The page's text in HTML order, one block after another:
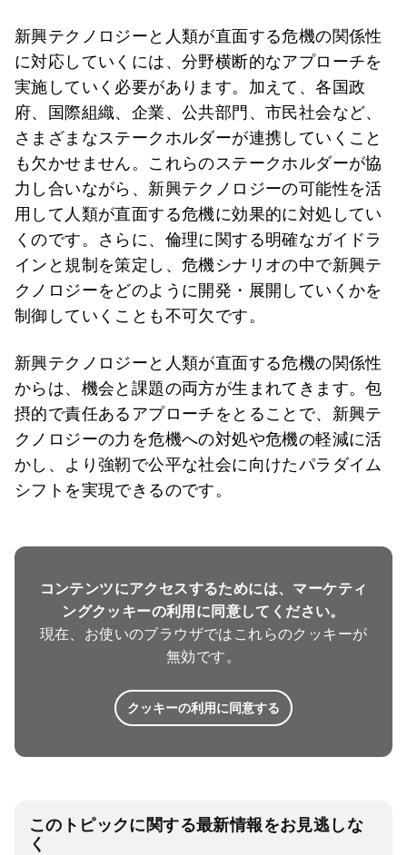
新興テクノロジーと人類が直面する危機の関係性
に対応していくには、分野横断的なアプローチを
実施していく必要があります。加えて、各国政
府、国際組織、企業、公共部門、市民社会など、
さまざまなステークホルダーが連携していくこと
も欠かせません。これらのステークホルダーが協
力し合いながら、新興テクノロジーの可能性を活
用して人類が直面する危機に効果的に対処してい
くのです。さらに、倫理に関する明確なガイドラ
インと規制を策定し、危機シナリオの中で新興テ
クノロジーをどのように開発・展開していくかを
制御していくことも不可欠です。
新興テクノロジーと人類が直面する危機の関係性
からは、機会と課題の両方が生まれてきます。包
摂的で責任あるアプローチをとることで、新興テ
クノロジーの力を危機への対処や危機の軽減に活
かし、より強靭で公平な社会に向けたパラダイム
シフトを実現できるのです。
コンテンツにアクセスするためには、マーケティ
ングクッキーの利用に同意してください。
現在、お使いのブラウザではこれらのクッキーが
無効です。
クッキーの利用に同意する
このトピックに関する最新情報をお見逃しな
く